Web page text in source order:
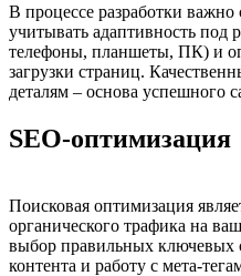
В процессе разработки важно
учитывать адаптивность под
телефоны, планшеты, ПК) и
загрузки страниц.
деталям – основа успешного
SEO-оптимизация
Поисковая оптимизация
органического трафика на
выбор правильных ключевых
контента и работу с мета-